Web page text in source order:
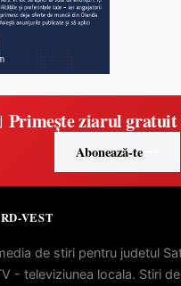
Primește ziarul gratuit
Abonează-te
VEST
de stiri pentru judetul
- televiziunea locala. Stiri